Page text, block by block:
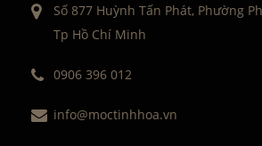
Số 877 Huỳnh Tấn Phát, Phường
Tp Hồ Chí Minh
0906 396 012
info@moctinhhoa.vn